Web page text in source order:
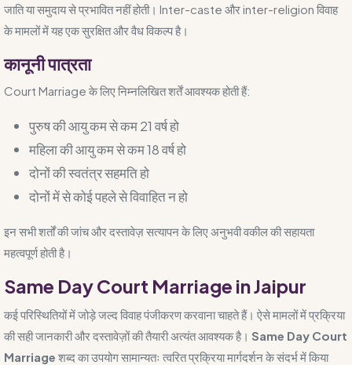
जाति या समुदाय से प्रभावित नहीं होती। Inter-caste और inter-religion विवाह
के मामलों में यह एक सुरक्षित और वैध विकल्प है।
कानूनी पात्रता
Court Marriage के लिए निम्नलिखित शर्तें आवश्यक होती हैं:
पुरुष की आयु कम से कम 21 वर्ष हो
महिला की आयु कम से कम 18 वर्ष हो
दोनों की स्वतंत्र सहमति हो
दोनों में से कोई पहले से विवाहित न हो
इन सभी शर्तों की जांच और दस्तावेज़ सत्यापन के लिए अनुभवी वकील की सहायता
महत्वपूर्ण होती है।
Same Day Court Marriage in Jaipur
कई परिस्थितियों में जोड़े जल्द विवाह पंजीकरण करवाना चाहते हैं। ऐसे मामलों में प्रक्रिया
की सही जानकारी और दस्तावेज़ों की तैयारी अत्यंत आवश्यक है। Same Day Court
Marriage शब्द का उपयोग सामान्यतः त्वरित प्रक्रिया मार्गदर्शन के संदर्भ में किया